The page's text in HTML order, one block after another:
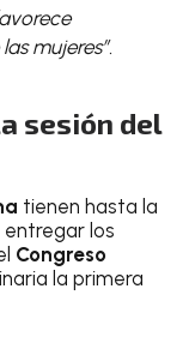
mujeres”.
sesión del
tienen hasta la
los
Congreso
la primera